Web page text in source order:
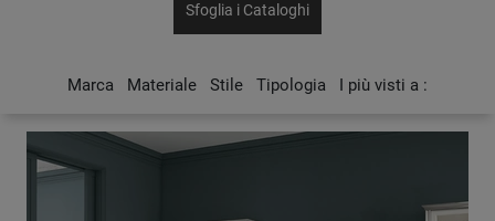
Sfoglia i Cataloghi
Marca Materiale Stile Tipologia I più visti a :